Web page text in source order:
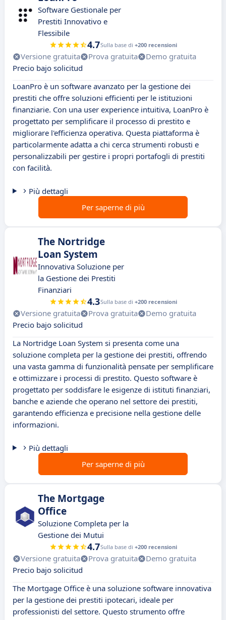
Software Gestionale per
Prestiti Innovativo e
Flessibile
4.7Sulla base di +200 recensioni
Versione gratuita Prova gratuita
Demo gratuita
Precio bajo solicitud
LoanPro è un software avanzato per la gestione dei
prestiti che offre soluzioni efficienti per le istituzioni
finanziarie. Con una user experience intuitiva, LoanPro è
progettato per semplificare il processo di prestito e
migliorare l'efficienza operativa. Questa piattaforma è
particolarmente adatta a chi cerca strumenti robusti e
personalizzabili per gestire i propri portafogli di prestiti
con facilità.
Più dettagli
Per saperne di più
The Nortridge
Loan System
Innovativa Soluzione per
la Gestione dei Prestiti
Finanziari
4.3Sulla base di +200 recensioni
Versione gratuita Prova gratuita
Demo gratuita
Precio bajo solicitud
La Nortridge Loan System si presenta come una
soluzione completa per la gestione dei prestiti, offrendo
una vasta gamma di funzionalità pensate per semplificare
e ottimizzare i processi di prestito. Questo software è
progettato per soddisfare le esigenze di istituti finanziari,
banche e aziende che operano nel settore dei prestiti,
garantendo efficienza e precisione nella gestione delle
informazioni.
Più dettagli
Per saperne di più
The Mortgage
Office
Soluzione Completa per la
Gestione dei Mutui
4.7Sulla base di +200 recensioni
Versione gratuita Prova gratuita
Demo gratuita
Precio bajo solicitud
The Mortgage Office è una soluzione software innovativa
per la gestione dei prestiti ipotecari, ideale per
professionisti del settore. Questo strumento offre